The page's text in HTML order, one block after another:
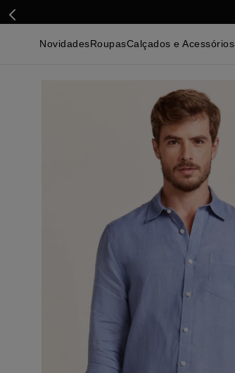
Novidades Roupas
Malhas e Casacos
Camisetas
Bermudas
Beachwear
Calçados e Acessórios
Acessórios
Ver Tudo